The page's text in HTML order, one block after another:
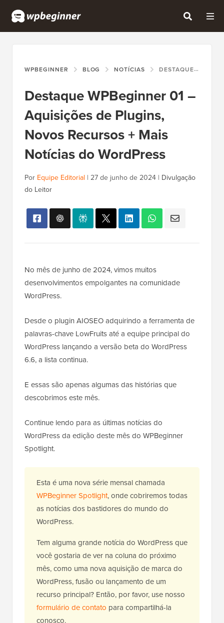
WPBEGINNER BLOG NOTÍCIAS DESTAQUE WPBEGINNER 01 – AQUISIÇÕES DE PLUGINS, NOVOS RECURSOS + MAIS NOTÍCIAS DO WORDPRESS
Destaque WPBeginner 01 –
Aquisições de Plugins,
Novos Recursos + Mais
Notícias do WordPress
Por Equipe Editorial | 27 de junho de 2024 | Divulgação
do Leitor
No mês de junho de 2024, vimos muitos
desenvolvimentos empolgantes na comunidade
WordPress.
Desde o plugin AIOSEO adquirindo a ferramenta de
palavras-chave LowFruits até a equipe principal do
WordPress lançando a versão beta do WordPress
6.6, a lista continua.
E essas são apenas algumas das histórias que
descobrimos este mês.
Continue lendo para as últimas notícias do
WordPress da edição deste mês do WPBeginner
Spotlight.
Esta é uma nova série mensal chamada
WPBeginner Spotlight, onde cobriremos todas
as notícias dos bastidores do mundo do
WordPress.
Tem alguma grande notícia do WordPress que
você gostaria de ver na coluna do próximo
mês, como uma nova aquisição de marca do
WordPress, fusão ou lançamento de um
recurso principal? Então, por favor, use nosso
formulário de contato para compartilhá-la
conosco.